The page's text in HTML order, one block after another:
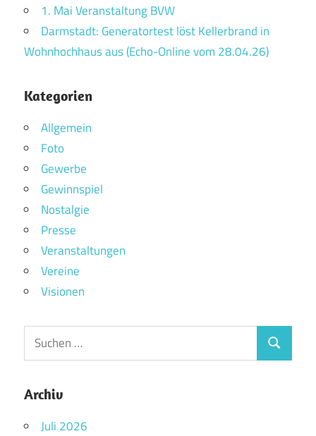
1. Mai Veranstaltung BVW
Darmstadt: Generatortest löst Kellerbrand in
Wohnhochhaus aus (Echo-Online vom 28.04.26)
Kategorien
Allgemein
Foto
Gewerbe
Gewinnspiel
Nostalgie
Presse
Veranstaltungen
Vereine
Visionen
Archiv
Juli 2026